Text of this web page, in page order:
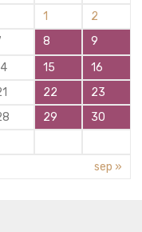
1
2
8
9
15
16
22
23
29
30
sep »